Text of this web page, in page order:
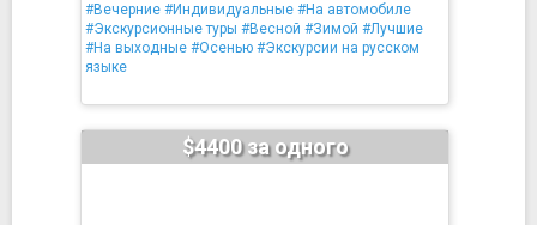
#Вечерние #Индивидуальные #На автомобиле
#Экскурсионные туры #Весной #Зимой #Лучшие
#На выходные #Осенью #Экскурсии на русском
языке
$4400 за одного